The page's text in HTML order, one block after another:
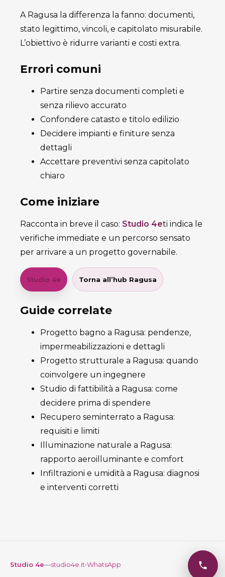
A Ragusa la differenza la fanno: documenti,
stato legittimo, vincoli, e capitolato misurabile.
L’obiettivo è ridurre varianti e costi extra.
Errori comuni
Partire senza documenti completi e
senza rilievo accurato
Confondere catasto e titolo edilizio
Decidere impianti e finiture senza
dettagli
Accettare preventivi senza capitolato
chiaro
Come iniziare
Racconta in breve il caso: Studio 4eti indica le
verifiche immediate e un percorso sensato
per arrivare a un progetto governabile.
Studio 4e Torna all’hub Ragusa
Guide correlate
Progetto bagno a Ragusa: pendenze,
impermeabilizzazioni e dettagli
Progetto strutturale a Ragusa: quando
coinvolgere un ingegnere
Studio di fattibilità a Ragusa: come
decidere prima di spendere
Recupero seminterrato a Ragusa:
requisiti e limiti
Illuminazione naturale a Ragusa:
rapporto aeroilluminante e comfort
Infiltrazioni e umidità a Ragusa: diagnosi
e interventi corretti
Studio 4e—studio4e.it•WhatsApp